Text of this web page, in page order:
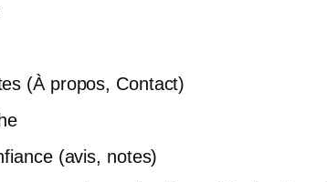
(À propos, Contact)
(avis, notes)